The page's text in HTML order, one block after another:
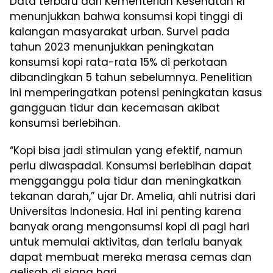
menunjukkan bahwa konsumsi kopi tinggi di
kalangan masyarakat urban. Survei pada
tahun 2023 menunjukkan peningkatan
konsumsi kopi rata-rata 15% di perkotaan
dibandingkan 5 tahun sebelumnya. Penelitian
ini memperingatkan potensi peningkatan kasus
gangguan tidur dan kecemasan akibat
konsumsi berlebihan.
“Kopi bisa jadi stimulan yang efektif, namun
perlu diwaspadai. Konsumsi berlebihan dapat
mengganggu pola tidur dan meningkatkan
tekanan darah,” ujar Dr. Amelia, ahli nutrisi dari
Universitas Indonesia. Hal ini penting karena
banyak orang mengonsumsi kopi di pagi hari
untuk memulai aktivitas, dan terlalu banyak
dapat membuat mereka merasa cemas dan